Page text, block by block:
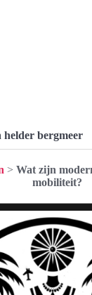
helder bergmeer
> Wat zijn
mobiliteit?